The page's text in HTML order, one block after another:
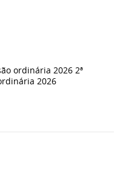
ordinária 2026 2ª
2026